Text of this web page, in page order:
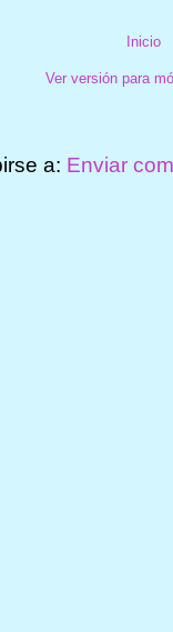
Inicio
Ver versión para
a: Enviar